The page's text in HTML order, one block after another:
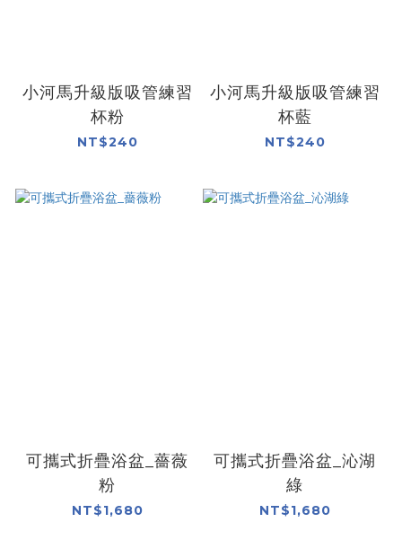
小河馬升級版吸管練習
杯粉
NT$240
小河馬升級版吸管練習
杯藍
NT$240
可攜式折疊浴盆_薔薇
粉
NT$1,680
可攜式折疊浴盆_沁湖
綠
NT$1,680